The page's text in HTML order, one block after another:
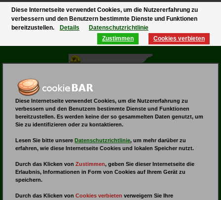
Diese Internetseite verwendet Cookies, um die Nutzererfahrung zu
verbessern und den Benutzern bestimmte Dienste und Funktionen
bereitzustellen. Es werden keine der so gesammelten Daten genutzt, um
Sie zu identifizieren oder zu kontaktieren.
Lesen Sie bitte unsereDatenschutzrichtlinie, um mehr darüber zu
erfahren, wie diese Internetseite Cookies und lokalen Speicher nutzt.
Durch das Klicken vonZustimmen,geben Sie dieser Internetseite die
Erlaubnis, Informationen in Form von Cookies auf Ihrem Gerät zu
speichern.
Durch das Klicken vonCookies verbieten verweigern Sie Ihre
Diese Internetseite verwendet Cookies, um die Nutzererfahrung zu
verbessern und den Benutzern bestimmte Dienste und Funktionen
bereitzustellen.
Details
Datenschutzrichtlinie
Cookies verbieten
Zustimmen